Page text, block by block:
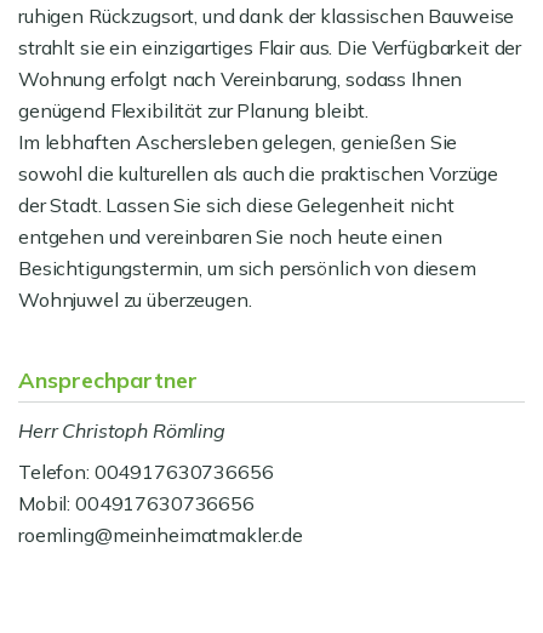
ruhigen Rückzugsort, und dank der klassischen Bauweise
strahlt sie ein einzigartiges Flair aus. Die Verfügbarkeit der
Wohnung erfolgt nach Vereinbarung, sodass Ihnen
genügend Flexibilität zur Planung bleibt.
Im lebhaften Aschersleben gelegen, genießen Sie
sowohl die kulturellen als auch die praktischen Vorzüge
der Stadt. Lassen Sie sich diese Gelegenheit nicht
entgehen und vereinbaren Sie noch heute einen
Besichtigungstermin, um sich persönlich von diesem
Wohnjuwel zu überzeugen.
Ansprechpartner
Herr Christoph Römling
Telefon: 004917630736656
Mobil: 004917630736656
roemling@meinheimatmakler.de